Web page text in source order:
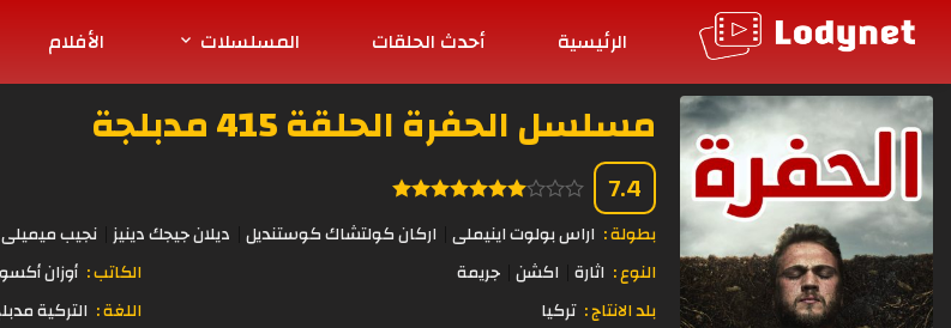
الرئيسية أحدث الحلقات المسلسلات الأفلام
مسلسل الحفرة الحلقة 415 مدبلجة
7.4
بطولة : اراس بولوت اينيملى اركان كولتشاك كوستنديل ديلان جيجك دينيز نجيب ميميلى
النوع : اثارة اكشن جريمة الكاتب : أوزان
بلد الانتاج : تركيا اللغة : التركية